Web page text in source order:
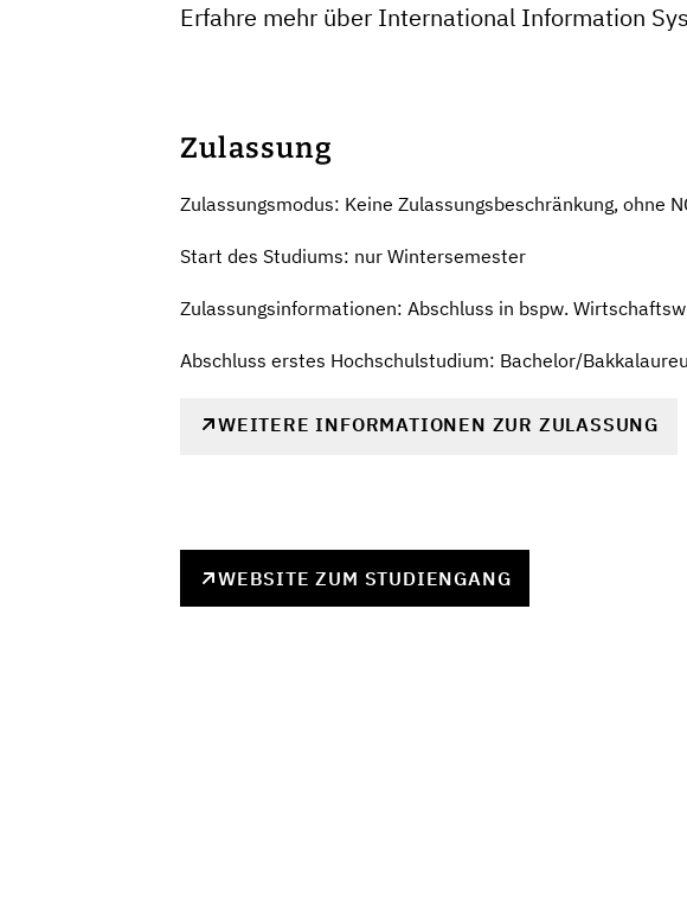
Erfahre mehr über International Information
Zulassung
Zulassungsmodus: Keine Zulassungsbeschränkung, ohne
Start des Studiums: nur Wintersemester
Zulassungsinformationen: Abschluss in bspw.
Abschluss erstes Hochschulstudium: Bachelor/
WEITERE INFORMATIONEN ZUR ZULASSUNG
WEBSITE ZUM STUDIENGANG